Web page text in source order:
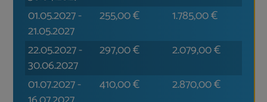
01.05.2027-
21.05.2027
255,00€ 1.785,00€
22.05.2027-
30.06.2027
297,00€ 2.079,00€
01.07.2027-
410,00€ 2.870,00€